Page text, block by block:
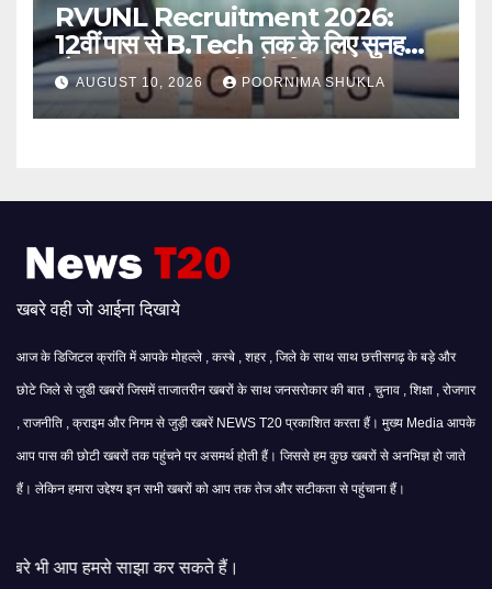
RVUNL Recruitment 2026:
12वीं पास से B.Tech तक के लिए सुनहरा
मौका, 2005 सरकारी नौकरियां
AUGUST 10, 2026 POORNIMA SHUKLA
खबरे वही जो आईना दिखाये
आज के डिजिटल क्रांति में आपके मोहल्ले , कस्बे , शहर , जिले के साथ साथ छत्तीसगढ़ के बड़े और
छोटे जिले से जुडी खबरों जिसमें ताजातरीन खबरों के साथ जनसरोकार की बात , चुनाव , शिक्षा , रोजगार
, राजनीति , क्राइम और निगम से जुड़ी खबरें NEWS T20 प्रकाशित करता हैं। मुख्य Media आपके
आप पास की छोटी खबरों तक पहुंचने पर असमर्थ होती हैं। जिससे हम कुछ खबरों से अनभिज्ञ हो जाते
हैं। लेकिन हमारा उद्देश्य इन सभी खबरों को आप तक तेज और सटीकता से पहुंचाना हैं।
कर सकते हैं।